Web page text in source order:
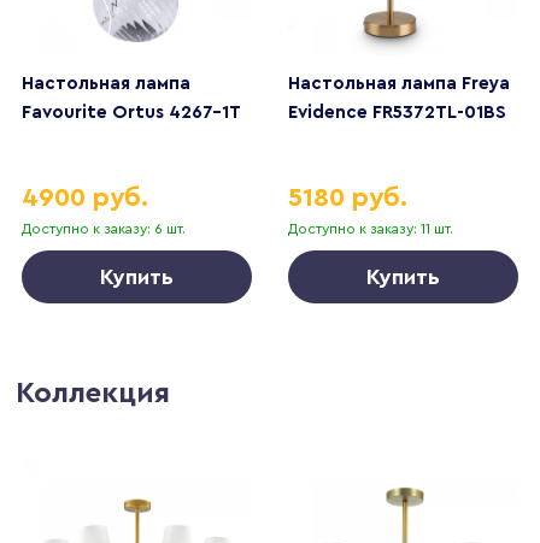
Настольная лампа
Favourite Ortus 4267-1T
Доступно к заказу: 6 шт.
4900 руб.
Купить
Настольная лампа Freya
Evidence FR5372TL-01BS
Доступно к заказу: 11 шт.
5180 руб.
Купить
Коллекция